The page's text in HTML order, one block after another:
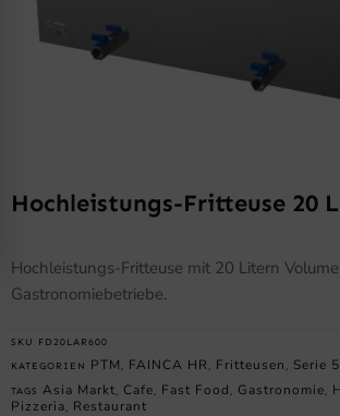
Hochleistungs-Fritteuse 20
Hochleistungs-Fritteuse mit 20 Litern
Gastronomiebetriebe.
SKU FD20LAR600
KATEGORIEN PTM FAINCA HR Fritteusen Serie
TAGS Asia Markt Cafe Fast Food Gastronomie
Pizzeria Restaurant